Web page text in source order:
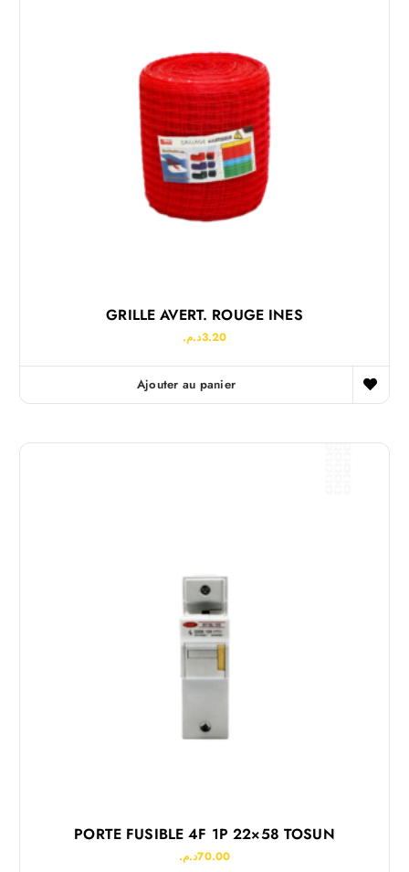
GRILLE AVERT. ROUGE INES
3.20د.م.
Ajouter au panier
PORTE FUSIBLE 4F 1P 22×58 TOSUN
70.00د.م.